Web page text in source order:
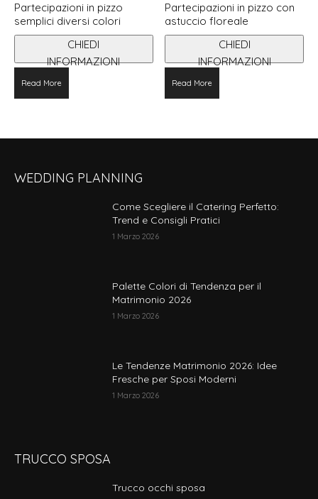
opzioni
possono
essere
scelte
Partecipazioni in pizzo
semplici diversi colori
CHIEDI
INFORMAZIONI
Read More
opzioni
Partecipazioni in pizzo con
astuccio floreale
CHIEDI
INFORMAZIONI
Read More
essere
WEDDING PLANNING
Come Scegliere il Catering Perfetto:
Trend e Consigli Pratici
1 Marzo 2026
Palette Colori di Tendenza per il
Matrimonio 2026
1 Marzo 2026
Le Tendenze Matrimonio 2026: Idee
Fresche per Sposi Moderni
1 Marzo 2026
TRUCCO SPOSA
Trucco occhi sposa